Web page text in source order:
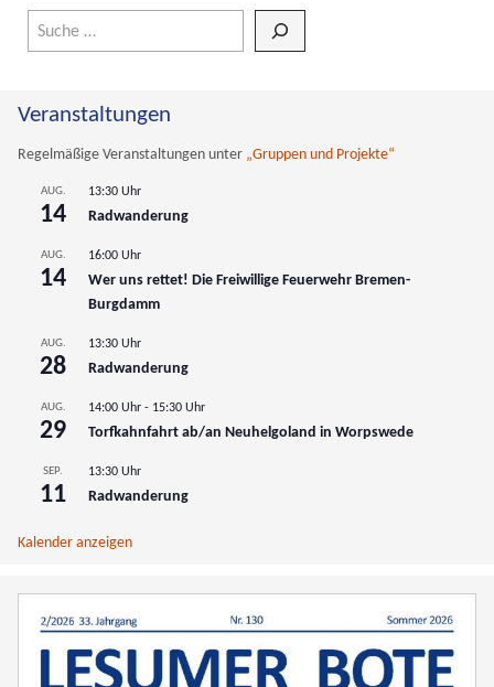
Veranstaltungen
Regelmäßige Veranstaltungen unter „Gruppen und Projekte“
AUG.
14
13:30 Uhr
Radwanderung
AUG.
14
16:00 Uhr
Wer uns rettet! Die Freiwillige Feuerwehr Bremen-
Burgdamm
AUG.
28
13:30 Uhr
Radwanderung
AUG.
29
14:00 Uhr - 15:30 Uhr
Torfkahnfahrt ab/an Neuhelgoland in Worpswede
SEP.
11
13:30 Uhr
Radwanderung
Kalender anzeigen